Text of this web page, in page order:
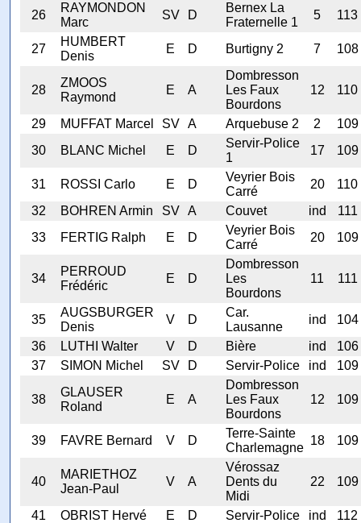
26
RAYMONDON
Marc
SV D
Bernex La
Fraternelle 1
5 113
27
HUMBERT
Denis
E D Burtigny 2 7 108
28
ZMOOS
Raymond
E A
Dombresson
Les Faux
Bourdons
12 110
29 MUFFAT Marcel SV A Arquebuse 2 2
109
30
BLANC Michel E D
Servir-Police
1
17 109
31 ROSSI Carlo E D
Veyrier Bois
Carré
20
110
32
BOHREN Armin SV A Couvet ind
111
33
FERTIG Ralph E D
Veyrier Bois
Carré
20 109
34
PERROUD
Frédéric
E D
Dombresson
Les
Bourdons
11 111
35
AUGSBURGER
Denis
V D
Car.
Lausanne
ind
104
36
LUTHI Walter V D Bière ind
106
37
SIMON Michel SV D Servir-Police ind 109
38
GLAUSER
Roland
E A
Dombresson
Les Faux
Bourdons
12 109
39 FAVRE Bernard V D
Terre-Sainte
Charlemagne
18 109
40
MARIETHOZ
Jean-Paul
V A
Vérossaz
Dents du
Midi
22 109
41 OBRIST Hervé E D Servir-Police ind 112